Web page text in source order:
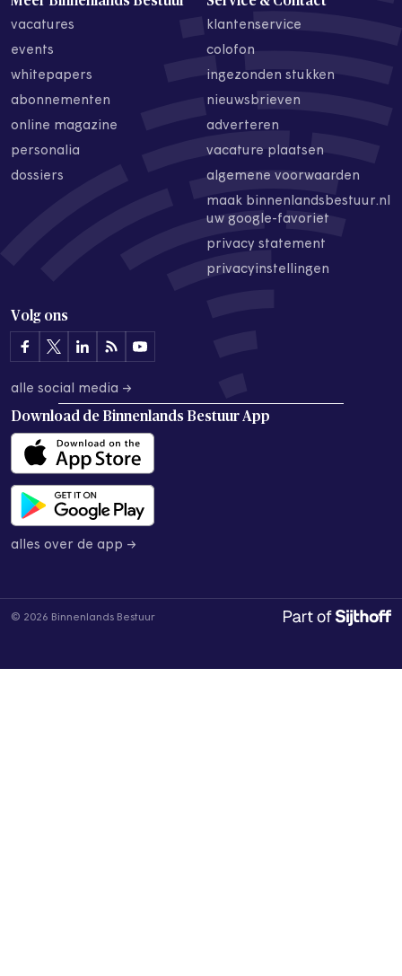
vacatures
events
whitepapers
abonnementen
online magazine
personalia
dossiers
klantenservice
colofon
ingezonden stukken
nieuwsbrieven
adverteren
vacature plaatsen
algemene voorwaarden
maak binnenlandsbestuur.nl
uw google-favoriet
privacy statement
privacyinstellingen
Volg ons
alle social media →
Download de Binnenlands Bestuur App
alles over de app →
© 2026 Binnenlands Bestuur